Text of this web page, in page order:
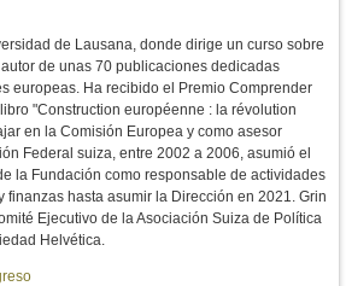
de Lausana, donde dirige un curso sobre
de unas 70 publicaciones dedicadas
europeas. Ha recibido el Premio Comprender
"Construction européenne : la révolution
en la Comisión Europea y como asesor
Federal suiza, entre 2002 a 2006, asumió el
la Fundación como responsable de actividades
finanzas hasta asumir la Dirección en 2021. Grin
Ejecutivo de la Asociación Suiza de Política
Helvética.